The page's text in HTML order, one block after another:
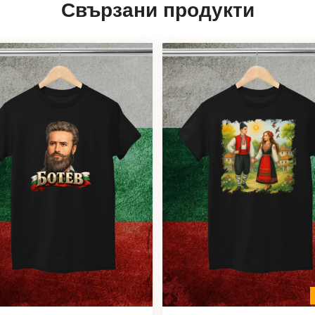
Свързани продукти